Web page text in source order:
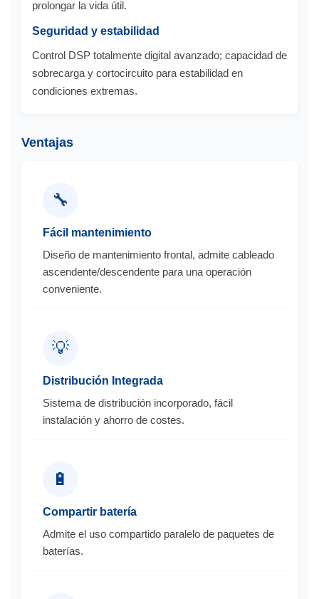
prolongar la vida útil.
Seguridad y estabilidad
Control DSP totalmente digital avanzado; capacidad de
sobrecarga y cortocircuito para estabilidad en
condiciones extremas.
Ventajas
🔧
Fácil mantenimiento
Diseño de mantenimiento frontal, admite cableado
ascendente/descendente para una operación
conveniente.
💡
Distribución Integrada
Sistema de distribución incorporado, fácil
instalación y ahorro de costes.
🔋
Compartir batería
Admite el uso compartido paralelo de paquetes de
baterías.